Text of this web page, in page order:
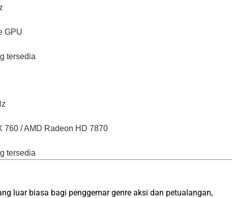
GPU
tersedia
760 / AMD Radeon HD 7870
tersedia
luar biasa bagi penggemar genre aksi dan petualangan,